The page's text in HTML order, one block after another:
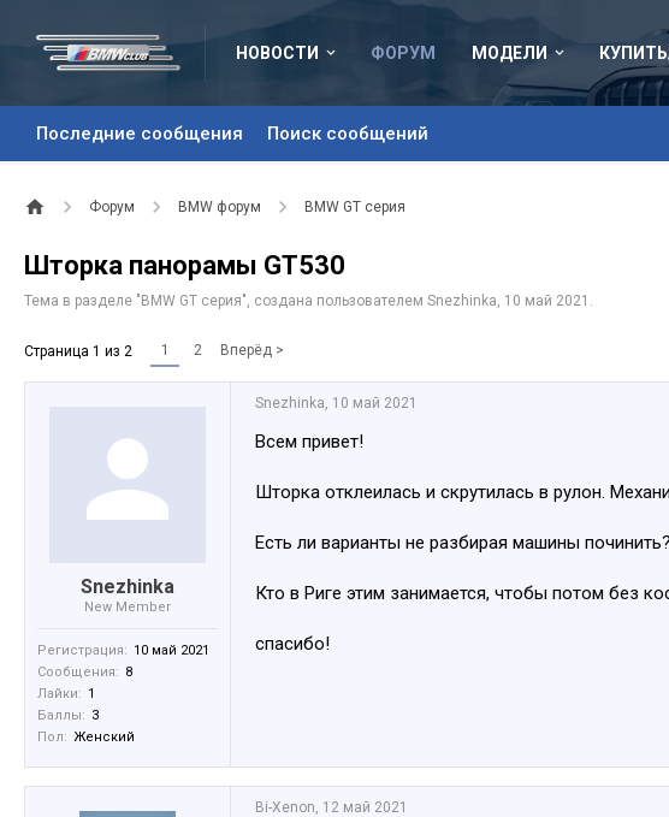
НОВОСТИ ФОРУМ
Последние сообщения Поиск сообщений
МОДЕЛИ
Форум BMW форум BMW GT серия
Шторка панорамы GT530
Тема в разделе " BMW GT серия", создана пользователем Snezhinka, 10 май 2021 .
Страница 1 из 2 1 2 Вперёд >
Snezhinka
New Member
Регистрация: 10 май 2021
Сообщения: 8
Лайки: 1
Баллы: 3
Пол: Женский
Snezhinka, 10 май 2021
Всем привет!
Шторка отклеилась и скрутилась в рулон.
Есть ли варианты не разбирая машины починить?
Кто в Риге этим занимается, чтобы потом без
спасибо!
Bi-Xenon, 12 май 2021